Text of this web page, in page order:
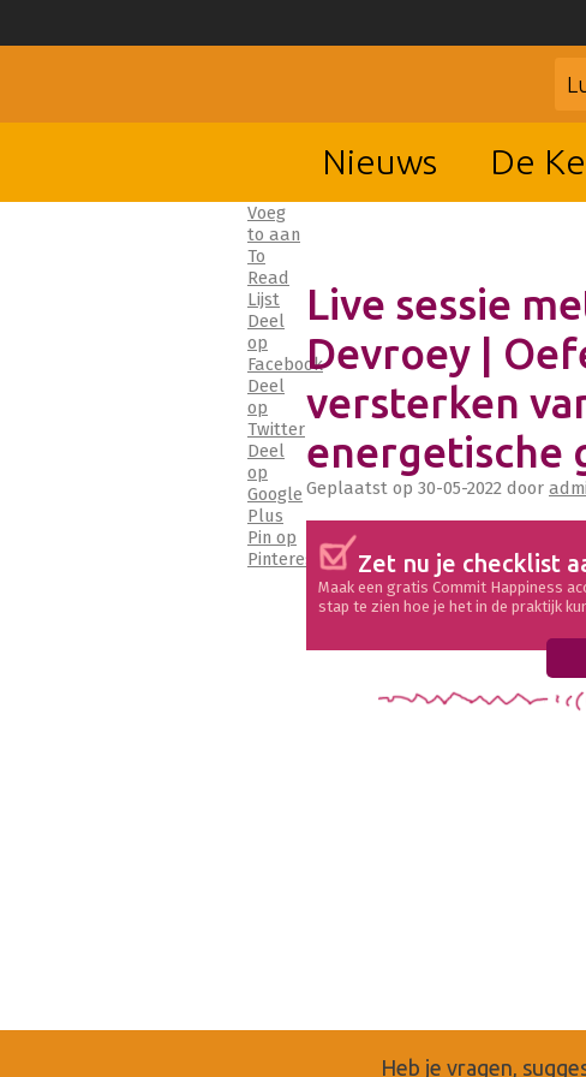
Nieuws De
Voeg
to aan
To
Read
Lijst
Deel
op
Facebook
Deel
op
Twitter
Deel
op
Google
Plus
Pin op
Pinterest
Live sessie
Devroey |
versterken
energetische
Geplaatst op 30-05-2022 door
Zet nu je checklist
Maak een gratis Commit Happiness
stap te zien hoe je het in de praktijk
Heb je vragen,